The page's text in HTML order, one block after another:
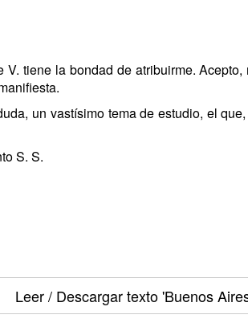
tiene la bondad de atribuirme.
un vastísimo tema de estudio, el
S. S.
Leer / Descargar texto'Buenos